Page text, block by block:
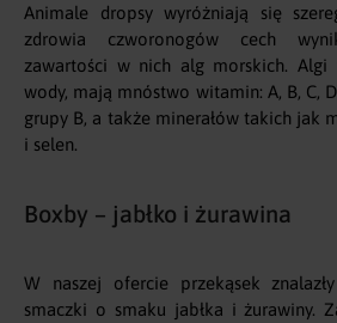
Animale dropsy wyróżniają się
zdrowia czworonogów cech
zawartości w nich alg morskich. Algi
wody, mają mnóstwo witamin: A, B, C,
grupy B, a także minerałów takich jak
i selen.
Boxby – jabłko i żurawina
W naszej ofercie przekąsek
smaczki o smaku jabłka i żurawiny.